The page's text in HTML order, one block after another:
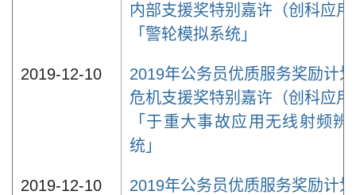
内部支援奖特别嘉许（创科应用
「警轮模拟系统」
2019-12-10
2019年公务员优质服务奖励计划
危机支援奖特别嘉许（创科应用
「于重大事故应用无线射频辨
统」
2019-12-10
2019年公务员优质服务奖励计划